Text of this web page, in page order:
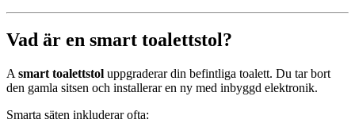
Vad är en smart toalettstol?
A smart toalettstol uppgraderar din befintliga toalett. Du tar bort
den gamla sitsen och installerar en ny med inbyggd elektronik.
Smarta säten inkluderar ofta: